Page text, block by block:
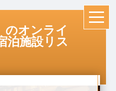
のオンライ
泊施設リス